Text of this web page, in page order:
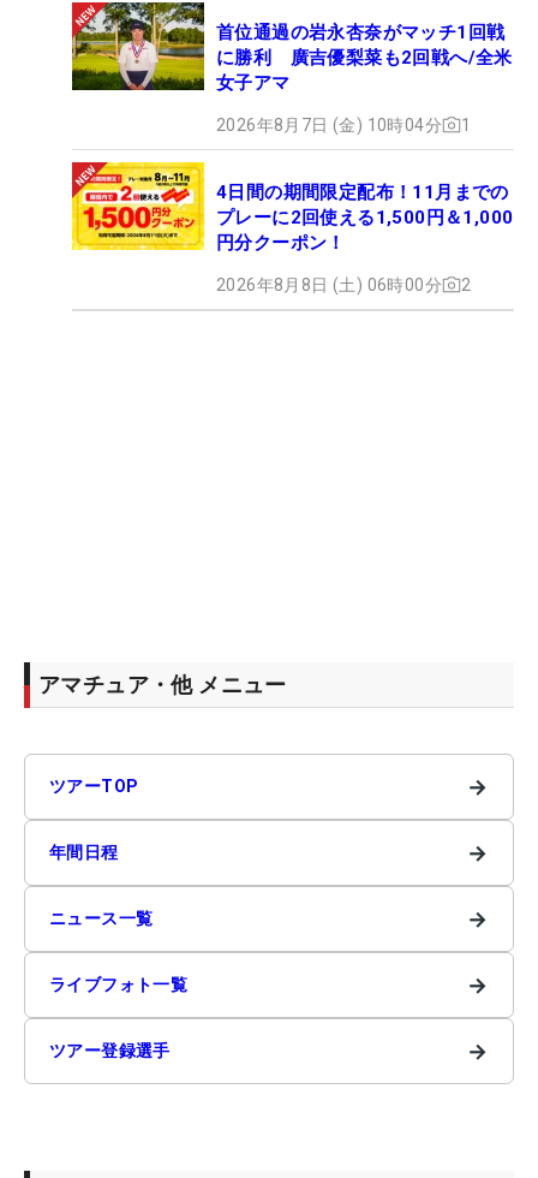
首位通過の岩永杏奈がマッチ1回戦
に勝利 廣吉優梨菜も2回戦へ/全米
女子アマ
2026年8月7日 (金) 10時04分 1
4日間の期間限定配布！11月までの
プレーに2回使える1,500円＆1,000
円分クーポン！
2026年8月8日 (土) 06時00分 2
アマチュア・他 メニュー
ツアーTOP →
年間日程 →
ニュース一覧 →
ライブフォト一覧 →
ツアー登録選手 →